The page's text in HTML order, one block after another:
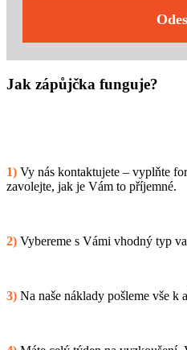
Jak zápůjčka funguje?
1) Vy nás kontaktujete – vyplňte
zavolejte, jak je Vám to příjemné.
2) Vybereme s Vámi vhodný typ
3) Na naše náklady pošleme vše k